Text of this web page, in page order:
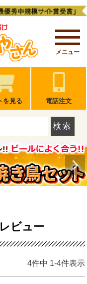
メニュー
を見る 電話注文
検索
ビュー
4件中 1-4件表示